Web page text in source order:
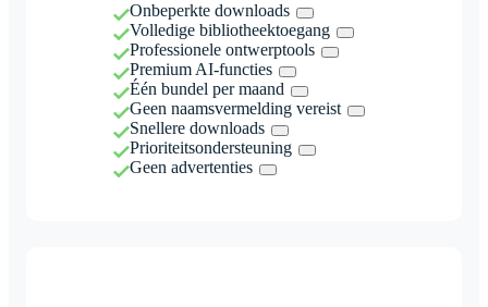
Onbeperkte downloads
Volledige bibliotheektoegang
Professionele ontwerptools
Premium AI-functies
Één bundel per maand
Geen naamsvermelding vereist
Snellere downloads
Prioriteitsondersteuning
Geen advertenties